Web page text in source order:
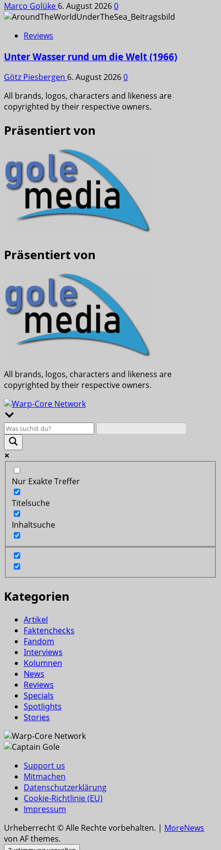
Marco Golüke 6. August 20260
Reviews
Unter Wasser rund um die Welt (1966)
Götz Piesbergen 6. August 20260
All brands, logos, characters and likeness are
copyrighted by their respective owners.
Präsentiert von
Präsentiert von
All brands, logos, characters and likeness are
copyrighted by their respective owners.
Nur Exakte Treffer
Titelsuche
Inhaltsuche
Kategorien
Artikel
Faktenchecks
Fandom
Interviews
Kolumnen
News
Reviews
Specials
Spotlights
Stories
Support us
Mitmachen
Datenschutzerklärung
Cookie-Richtlinie (EU)
Impressum
Urheberrecht © Alle Rechte vorbehalten. | MoreNews
von AF themes.